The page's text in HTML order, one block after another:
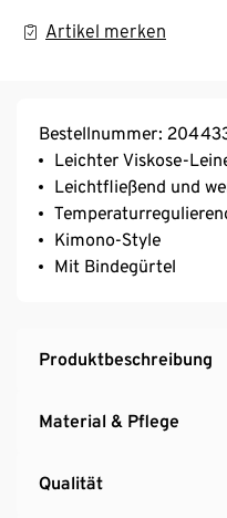
Artikel merken
Bestellnummer:
Leichter Viskose-
Leichtfließend und
Kimono-Style
Mit Bindegürtel
Produktbeschreibung
Material & Pflege
Qualität